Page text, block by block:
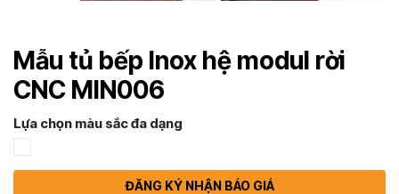
Mẫu tủ bếp Inox hệ modul rời
CNC MIN006
Lựa chọn màu sắc đa dạng
ĐĂNG KÝ NHẬN BÁO GIÁ